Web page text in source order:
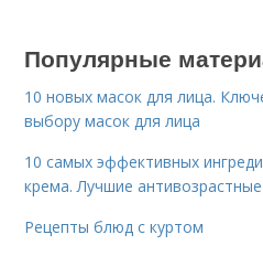
Популярные
10 новых масок для лица.
выбору масок для лица
10 самых эффективных
крема. Лучшие
Рецепты блюд с куртом